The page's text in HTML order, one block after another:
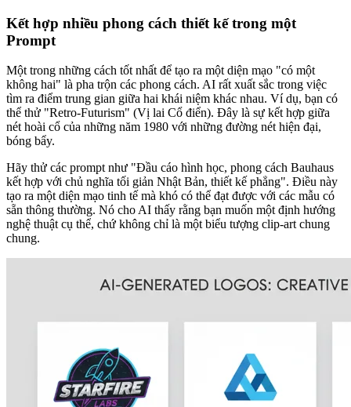
Kết hợp nhiều phong cách thiết kế trong một
Prompt
Một trong những cách tốt nhất để tạo ra một diện mạo "có một
không hai" là pha trộn các phong cách. AI rất xuất sắc trong việc
tìm ra điểm trung gian giữa hai khái niệm khác nhau. Ví dụ, bạn có
thể thử "Retro-Futurism" (Vị lai Cổ điển). Đây là sự kết hợp giữa
nét hoài cổ của những năm 1980 với những đường nét hiện đại,
bóng bẩy.
Hãy thử các prompt như "Đầu cáo hình học, phong cách Bauhaus
kết hợp với chủ nghĩa tối giản Nhật Bản, thiết kế phẳng". Điều này
tạo ra một diện mạo tinh tế mà khó có thể đạt được với các mẫu có
sẵn thông thường. Nó cho AI thấy rằng bạn muốn một định hướng
nghệ thuật cụ thể, chứ không chỉ là một biểu tượng clip-art chung
chung.